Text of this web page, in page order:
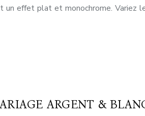
effet plat et monochrome. Variez
ARGENT &